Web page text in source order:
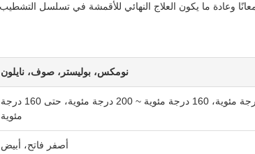
وعادة ما يكون العلاج النهائي للأقمشة في تسلسل
نومكس، بوليستر، صوف، نايلون
210 درجة مئوية ~ 260 درجة مئوية، 160 درجة مئوية ~ 200 درجة مئوية، حتى 160 درجة
مئوية
أصفر فاتح، أبيض